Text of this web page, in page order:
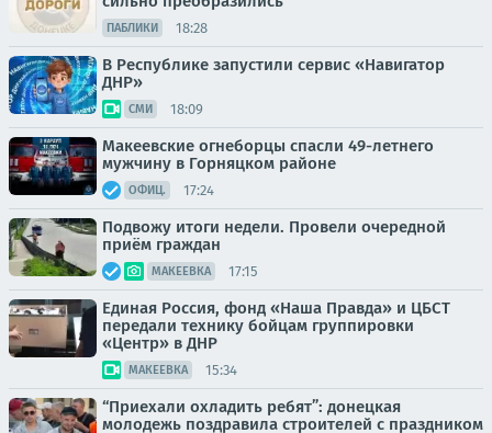
ПАБЛИКИ 18:28
В Республике запустили сервис «Навигатор
ДНР»
СМИ 18:09
Макеевские огнеборцы спасли 49-летнего
мужчину в Горняцком районе
ОФИЦ. 17:24
Подвожу итоги недели. Провели очередной
приём граждан
МАКЕЕВКА 17:15
Единая Россия, фонд «Наша Правда» и ЦБСТ
передали технику бойцам группировки
«Центр» в ДНР
МАКЕЕВКА 15:34
“Приехали охладить ребят”: донецкая
молодежь поздравила строителей с праздником